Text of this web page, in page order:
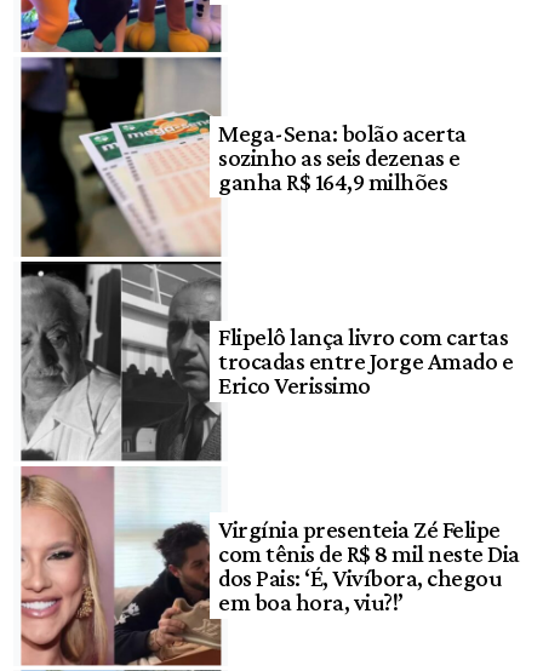
Mega-Sena: bolão acerta
sozinho as seis dezenas e
ganha R$ 164,9 milhões
Flipelô lança livro com cartas
trocadas entre Jorge Amado e
Erico Verissimo
Virgínia presenteia Zé Felipe
com tênis de R$ 8 mil neste Dia
dos Pais: ‘É, Vivíbora, chegou
em boa hora, viu?!’